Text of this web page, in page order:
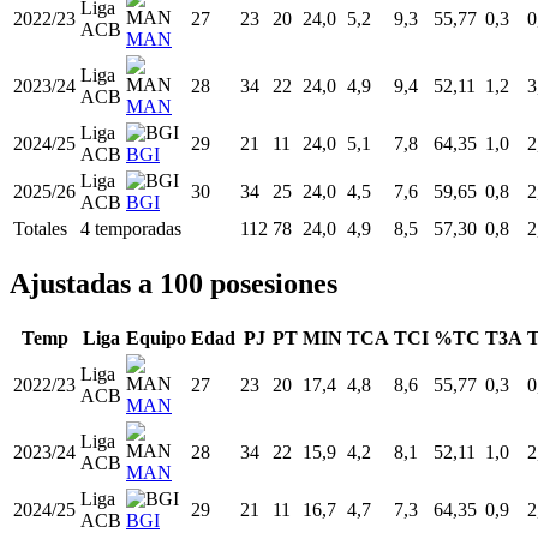
2022/23
Liga
ACB MAN
27 23 20 24,0 5,2 9,3 55,77 0,3
2023/24
Liga
ACB MAN
28 34 22 24,0 4,9 9,4 52,11 1,2
2024/25
Liga
ACB BGI
29 21 11 24,0 5,1 7,8 64,35 1,0
2025/26
Liga
ACB BGI
30 34 25 24,0 4,5 7,6 59,65 0,8
Totales
4 temporadas 112 78 24,0 4,9 8,5 57,30 0,8
Ajustadas a 100 posesiones
Temp Liga Equipo Edad PJ PT MIN TCA TCI %TC T3A
2022/23
Liga
ACB MAN
27 23 20 17,4 4,8 8,6 55,77 0,3
2023/24
Liga
ACB MAN
28 34 22 15,9 4,2 8,1 52,11 1,0
2024/25
Liga
ACB BGI
29 21 11 16,7 4,7 7,3 64,35 0,9